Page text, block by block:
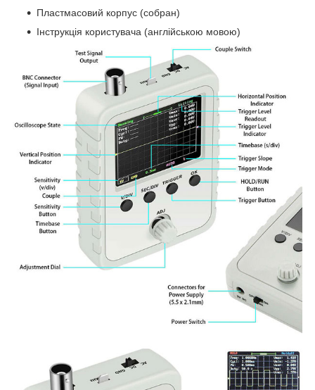
Пластмасовий корпус (собран)
Інструкція користувача (англійською мовою)